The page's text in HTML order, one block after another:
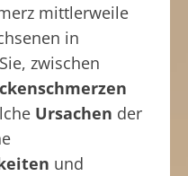
mittlerweile
in
zwischen
Ursachen der
und